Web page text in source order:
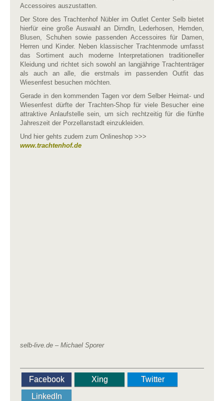
Accessoires auszustatten.
Der Store des Trachtenhof Nübler im Outlet Center Selb bietet
hierfür eine große Auswahl an Dirndln, Lederhosen, Hemden,
Blusen, Schuhen sowie passenden Accessoires für Damen,
Herren und Kinder. Neben klassischer Trachtenmode umfasst
das Sortiment auch moderne Interpretationen traditioneller
Kleidung und richtet sich sowohl an langjährige Trachtenträger
als auch an alle, die erstmals im passenden Outfit das
Wiesenfest besuchen möchten.
Gerade in den kommenden Tagen vor dem Selber Heimat- und
Wiesenfest dürfte der Trachten-Shop für viele Besucher eine
attraktive Anlaufstelle sein, um sich rechtzeitig für die fünfte
Jahreszeit der Porzellanstadt einzukleiden.
Und hier gehts zudem zum Onlineshop >>>
www.trachtenhof.de
selb-live.de – Michael Sporer
Facebook Xing
Twitter
LinkedIn